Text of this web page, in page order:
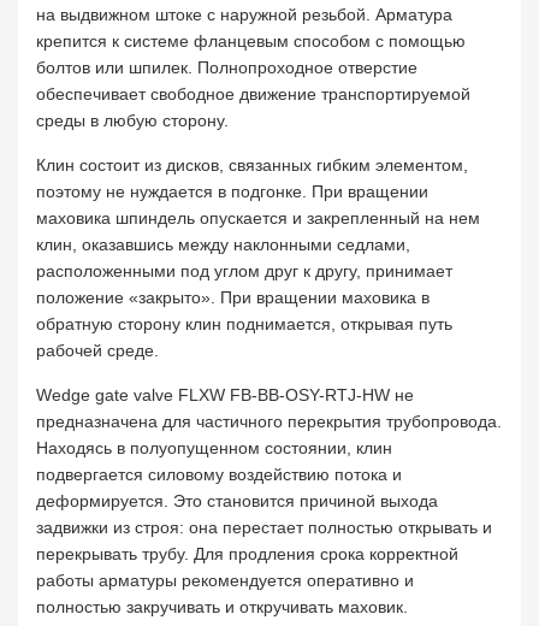
на выдвижном штоке с наружной резьбой. Арматура
крепится к системе фланцевым способом с помощью
болтов или шпилек. Полнопроходное отверстие
обеспечивает свободное движение транспортируемой
среды в любую сторону.
Клин состоит из дисков, связанных гибким элементом,
поэтому не нуждается в подгонке. При вращении
маховика шпиндель опускается и закрепленный на нем
клин, оказавшись между наклонными седлами,
расположенными под углом друг к другу, принимает
положение «закрыто». При вращении маховика в
обратную сторону клин поднимается, открывая путь
рабочей среде.
Wedge gate valve FLXW FB-BB-OSY-RTJ-HW не
предназначена для частичного перекрытия трубопровода.
Находясь в полуопущенном состоянии, клин
подвергается силовому воздействию потока и
деформируется. Это становится причиной выхода
задвижки из строя: она перестает полностью открывать и
перекрывать трубу. Для продления срока корректной
работы арматуры рекомендуется оперативно и
полностью закручивать и откручивать маховик.